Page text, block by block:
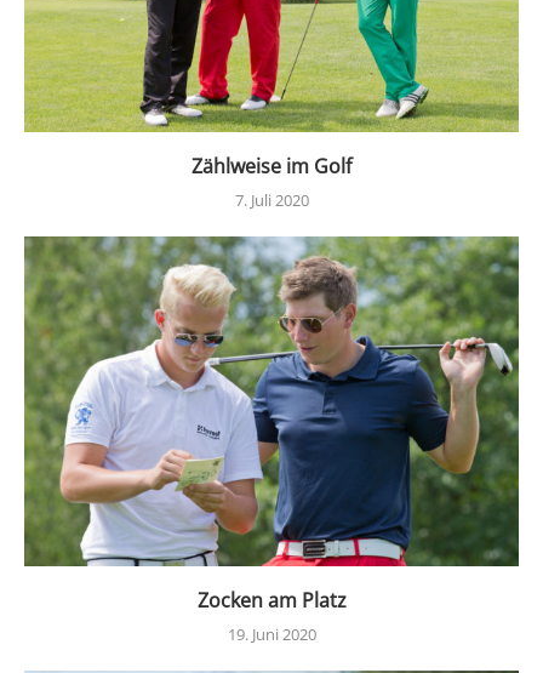
Zählweise im Golf
7. Juli 2020
Zocken am Platz
19. Juni 2020